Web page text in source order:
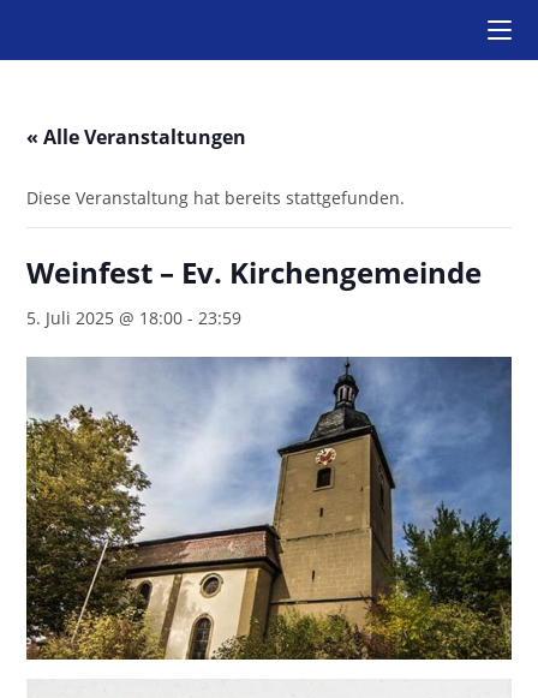
« Alle Veranstaltungen
Diese Veranstaltung hat bereits stattgefunden.
Weinfest – Ev. Kirchengemeinde
5. Juli 2025 @ 18:00 -23:59